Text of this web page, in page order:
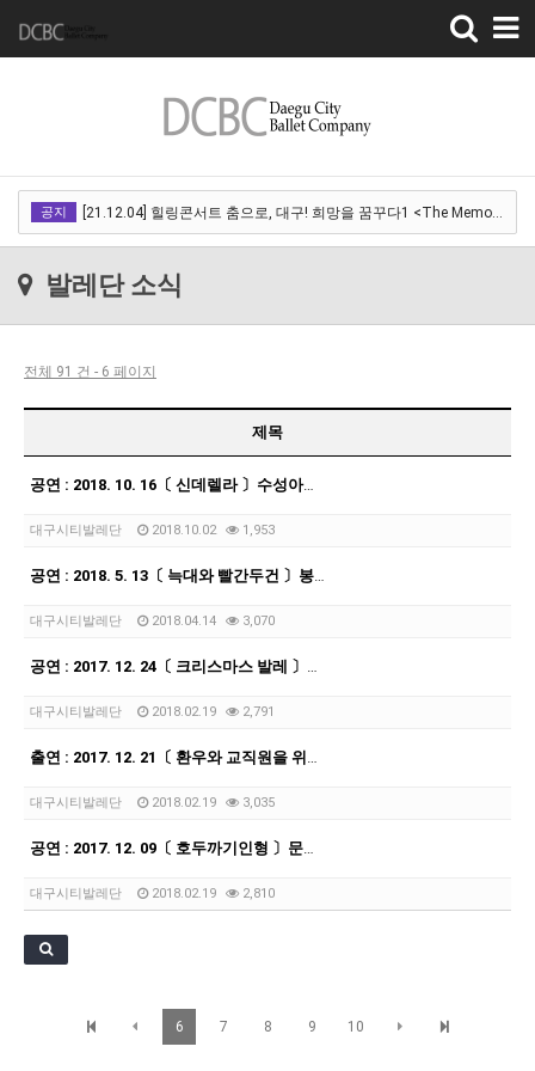
Toggle
navigation
공지 [21.12.04] 힐링콘서트 춤으로, 대구! 희망을 꿈꾸다1 <The Memory of …
[21.11.13] 호두까기인형 아양아트센터
발레단 소식
전체 91 건 - 6 페이지
제목
공연 : 2018. 10. 16〔 신데렐라 〕수성아트피아
대구시티발레단 2018.10.02 1,953
공연 : 2018. 5. 13〔 늑대와 빨간두건 〕봉산문화회관
대구시티발레단 2018.04.14 3,070
공연 : 2017. 12. 24〔 크리스마스 발레 〕대구미술관
대구시티발레단 2018.02.19 2,791
출연 : 2017. 12. 21〔 환우와 교직원을 위한 2017 크리스마스 사랑음악회 〕
대구시티발레단 2018.02.19 3,035
공연 : 2017. 12. 09〔 호두까기인형 〕문화예술회관
대구시티발레단 2018.02.19 2,810
6 7 8 9 10